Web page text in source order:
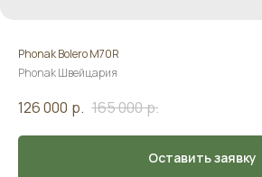
Phonak Bolero M70R
Phonak Швейцария
126 000 р. 165 000р.
Оставить заявку